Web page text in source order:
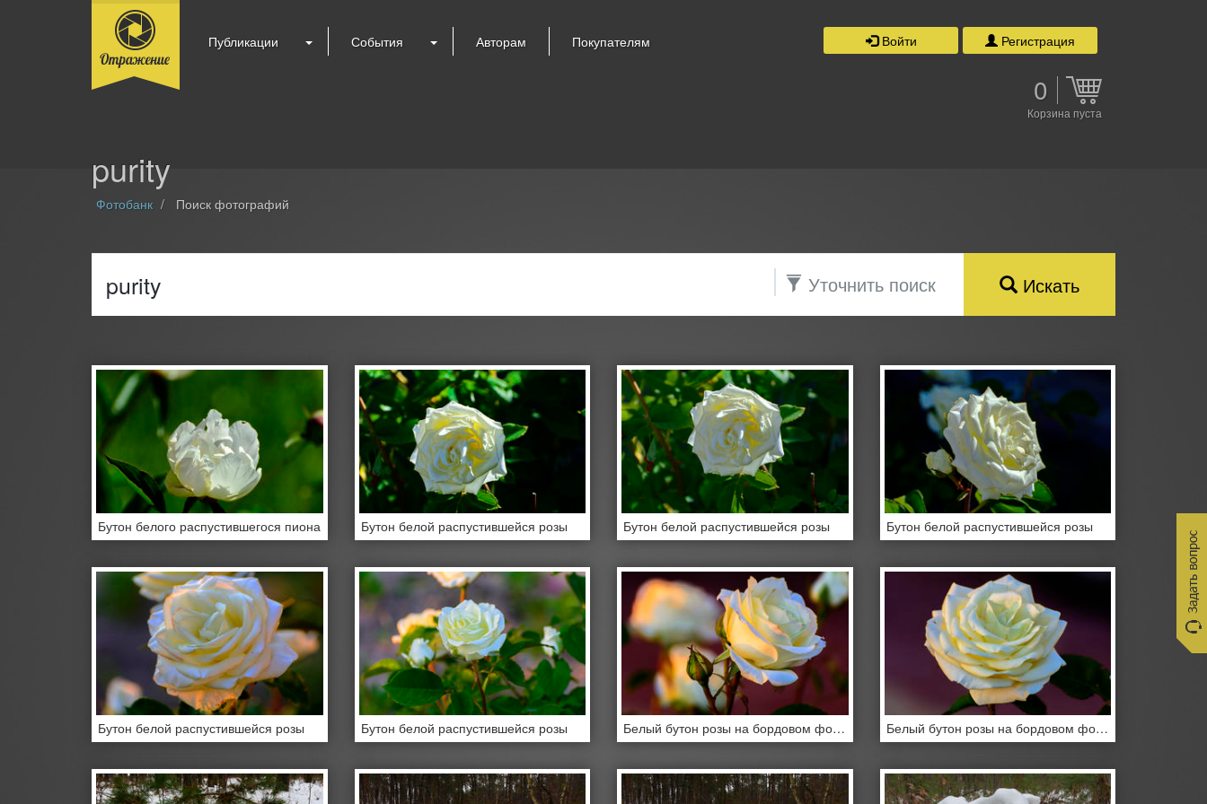
Публикации События Авторам Покупателям Войти Регистрация
0
Корзина пуста
purity
Фотобанк Поиск фотографий
Уточнить поиск Искать
Бутон белого распустившегося пиона Бутон белой распустившейся розы Бутон белой распустившейся розы Бутон белой распустившейся розы
Бутон белой распустившейся розы Бутон белой распустившейся розы Белый бутон розы на бордовом фоне Белый бутон розы на бордовом фоне